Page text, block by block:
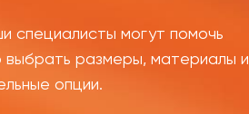
специалисты могут помочь
выбрать размеры, материалы и
опции.